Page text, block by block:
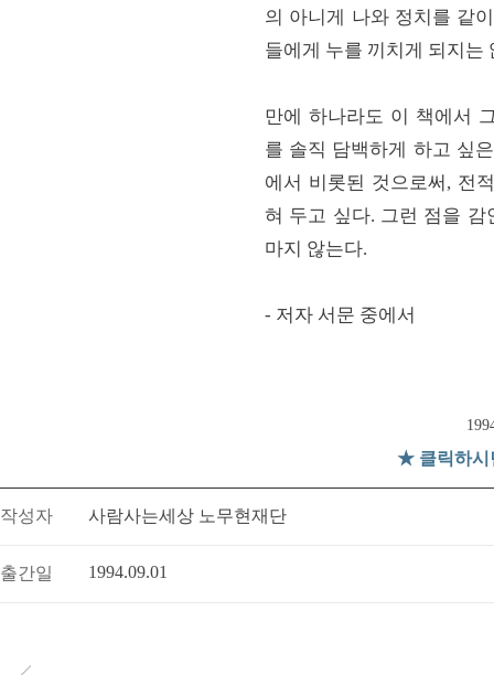
의 아니게 나와 정치를 같
들에게 누를 끼치게 되지는
만에 하나라도 이 책에서
를 솔직 담백하게 하고 싶
에서 비롯된 것으로써, 전
혀 두고 싶다. 그런 점을
마지 않는다.
- 저자 서문 중에서
★ 클릭하
작성자 사람사는세상 노무현재단
출간일 1994.09.01